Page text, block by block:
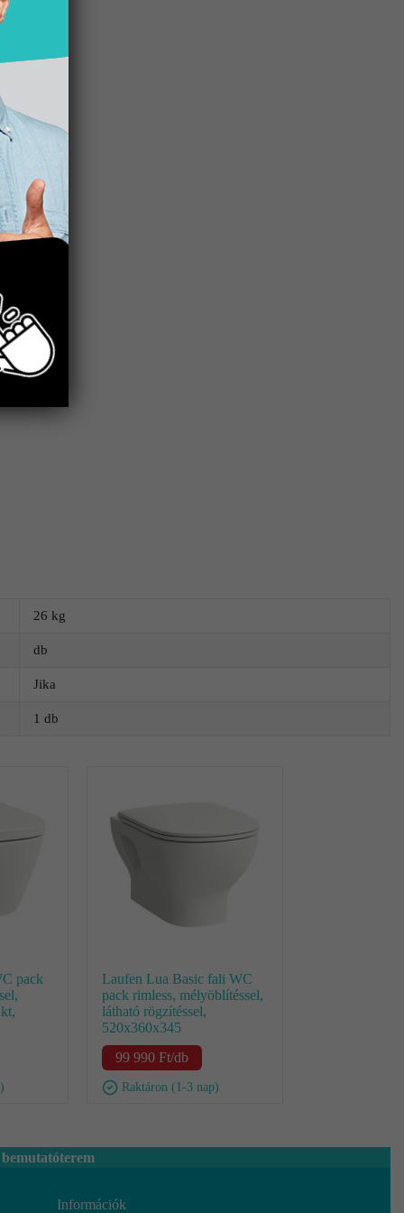
26 kg
db
Jika
1 db
pack
Laufen Lua Basic fali WC
pack rimless, mélyöblítéssel,
látható rögzítéssel,
520x360x345
99 990 Ft/db
Raktáron (1-3 nap)
Információk